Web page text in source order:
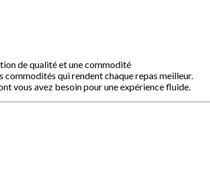
de qualité et une commodité
qui rendent chaque repas meilleur.
vous avez besoin pour une expérience fluide.